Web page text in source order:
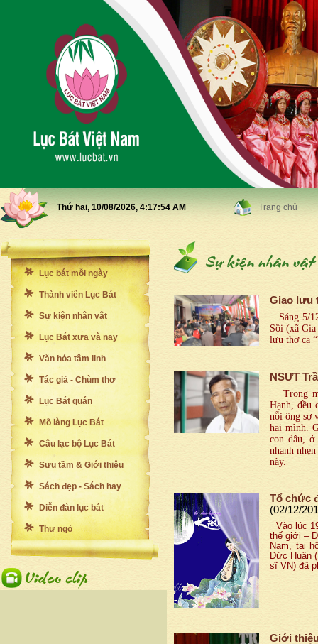
Thứ hai, 10/08/2026, 4:17:55 AM Trang chủ
Lục bát mỗi ngày
Thành viên Lục Bát
Sự kiện nhân vật
Lục Bát xưa và nay
Văn hóa tâm linh
Tác giả - Chùm thơ
Lục Bát quán
Mõ làng Lục Bát
Câu lạc bộ Lục Bát
Sưu tầm & Giới thiệu
Sách đẹp - Sách hay
Diễn đàn lục bát
Thư ngỏ
Giao lưu
Sáng 5/
Sồi (xã
lưu thơ ca
NSƯT
Trong
Hạnh, đều
nỗi ông sợ
hại mình.
con dâu,
nhanh
này.
Tổ chức
(02/12/
Vào lúc
thế giới –
Nam, tại
Đức Huân
sĩ VN) đã
Giới